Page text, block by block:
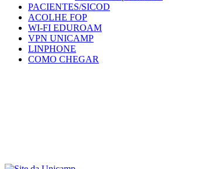
PACIENTES/SICOD
ACOLHE FOP
WI-FI EDUROAM
VPN UNICAMP
LINPHONE
COMO CHEGAR